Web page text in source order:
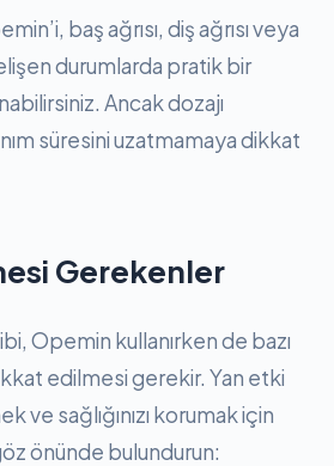
baş ağrısı, diş ağrısı veya
durumlarda pratik bir
Ancak dozajı
süresini uzatmamaya dikkat
Gerekenler
Opemin kullanırken de bazı
edilmesi gerekir. Yan etki
ve sağlığınızı korumak için
önünde bulundurun: